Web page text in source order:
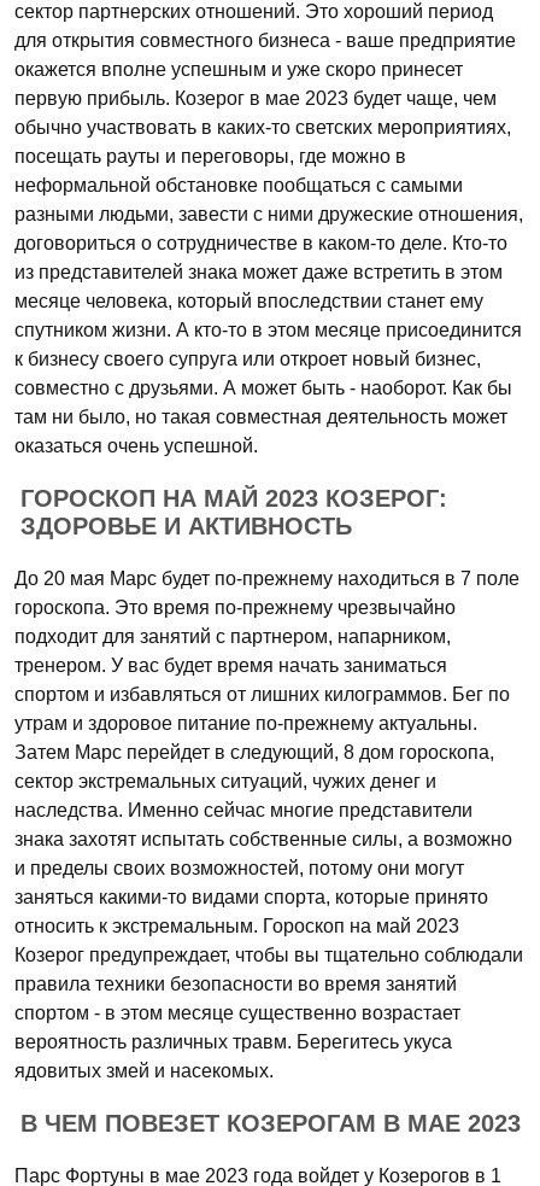
сектор партнерских отношений. Это хороший период
для открытия совместного бизнеса - ваше предприятие
окажется вполне успешным и уже скоро принесет
первую прибыль. Козерог в мае 2023 будет чаще, чем
обычно участвовать в каких-то светских мероприятиях,
посещать рауты и переговоры, где можно в
неформальной обстановке пообщаться с самыми
разными людьми, завести с ними дружеские отношения,
договориться о сотрудничестве в каком-то деле. Кто-то
из представителей знака может даже встретить в этом
месяце человека, который впоследствии станет ему
спутником жизни. А кто-то в этом месяце присоединится
к бизнесу своего супруга или откроет новый бизнес,
совместно с друзьями. А может быть - наоборот. Как бы
там ни было, но такая совместная деятельность может
оказаться очень успешной.
ГОРОСКОП НА МАЙ 2023 КОЗЕРОГ:
ЗДОРОВЬЕ И АКТИВНОСТЬ
До 20 мая Марс будет по-прежнему находиться в 7 поле
гороскопа. Это время по-прежнему чрезвычайно
подходит для занятий с партнером, напарником,
тренером. У вас будет время начать заниматься
спортом и избавляться от лишних килограммов. Бег по
утрам и здоровое питание по-прежнему актуальны.
Затем Марс перейдет в следующий, 8 дом гороскопа,
сектор экстремальных ситуаций, чужих денег и
наследства. Именно сейчас многие представители
знака захотят испытать собственные силы, а возможно
и пределы своих возможностей, потому они могут
заняться какими-то видами спорта, которые принято
относить к экстремальным. Гороскоп на май 2023
Козерог предупреждает, чтобы вы тщательно соблюдали
правила техники безопасности во время занятий
спортом - в этом месяце существенно возрастает
вероятность различных травм. Берегитесь укуса
ядовитых змей и насекомых.
В ЧЕМ ПОВЕЗЕТ КОЗЕРОГАМ В МАЕ 2023
Парс Фортуны в мае 2023 года войдет у Козерогов в 1